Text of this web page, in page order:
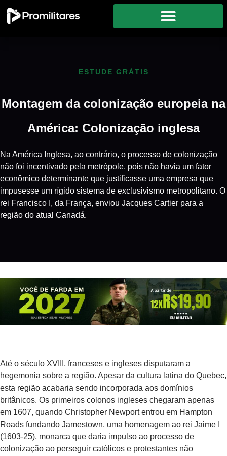
ESTUDE GRÁTIS
Montagem da colonização europeia na
América: Colonização inglesa
Na América Inglesa, ao contrário, o processo de colonização
não foi incentivado pela metrópole, pois não havia um fator
econômico determinante que justificasse uma empresa que
impusesse um rígido sistema de exclusivismo metropolitano. O
rei Francisco I, da França, enviou Jacques Cartier para a
região do atual Canadá.
Até o século XVIII, franceses e ingleses disputaram a
hegemonia sobre a região. Apesar da cultura latina do Quebec,
esta região acabaria sendo incorporada aos domínios
britânicos. Os primeiros colonos ingleses chegaram apenas
em 1607, quando Christopher Newport entrou em Hampton
Roads fundando Jamestown, uma homenagem ao rei Jaime I
(1603-25), monarca que daria impulso ao processo de
colonização ao perseguir católicos e protestantes não